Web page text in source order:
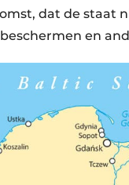
dat de staat
en